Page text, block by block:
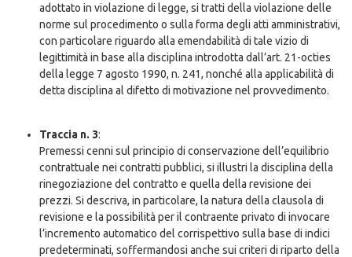
adottato in violazione di legge, si tratti della violazione delle
norme sul procedimento o sulla forma degli atti amministrativi,
con particolare riguardo alla emendabilità di tale vizio di
legittimità in base alla disciplina introdotta dall’art. 21-octies
della legge 7 agosto 1990, n. 241, nonché alla applicabilità di
detta disciplina al difetto di motivazione nel provvedimento.
Traccia n. 3:
Premessi cenni sul principio di conservazione dell’equilibrio
contrattuale nei contratti pubblici, si illustri la disciplina della
rinegoziazione del contratto e quella della revisione dei
prezzi. Si descriva, in particolare, la natura della clausola di
revisione e la possibilità per il contraente privato di invocare
l’incremento automatico del corrispettivo sulla base di indici
predeterminati, soffermandosi anche sui criteri di riparto della